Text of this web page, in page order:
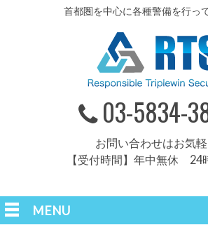
首都圏を中心に各種警備を行っ
03-5834-
お問い合わせはお気
【受付時間】年中無休 24
MENU